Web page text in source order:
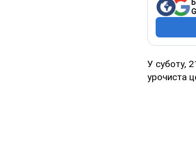
У суботу,
урочиста